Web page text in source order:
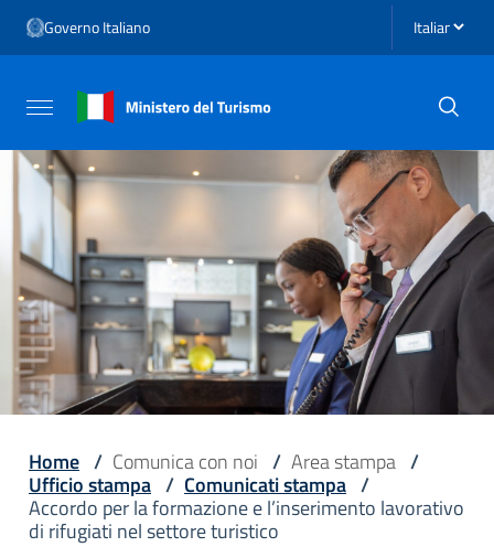
Vai al menu di navigazione
Vai al footer
Governo Italiano Seleziona
Attiva / disattiva la navigazione
Home / Comunica con noi / Area stampa /
Ufficio stampa / Comunicati stampa /
Accordo per la formazione e l’inserimento lavorativo
di rifugiati nel settore turistico